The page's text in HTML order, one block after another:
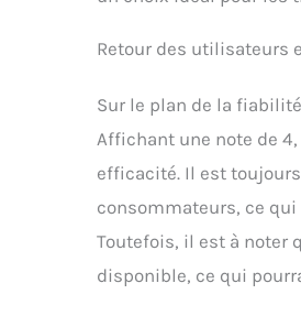
Retour des utilisateurs
Sur le plan de la
Affichant une note de
efficacité. Il est
consommateurs, ce
Toutefois, il est à noter
disponible, ce qui